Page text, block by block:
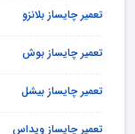
تعمیر چایساز بلانزو
تعمیر چایساز بوش
تعمیر چایساز بیشل
تعمیر چایساز ویداس